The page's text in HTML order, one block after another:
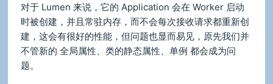
对于 Lumen 来说，它的 Application 会在 Worker 启动
时被创建，并且常驻内存，而不会每次接收请求都重新创
建，这会有很好的性能，但问题也显而易见，原先我们并
不管新的 全局属性、类的静态属性、单例 都会成为问
题。